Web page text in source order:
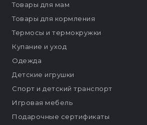
Товары для мам
Товары для кормления
Термосы и термокружки
Купание и уход
Одежда
Детские игрушки
Спорт и детский транспорт
Игровая мебель
Подарочные сертификаты